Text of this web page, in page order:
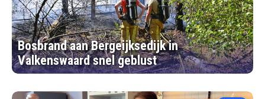
Bosbrand aan Bergeijksedijk in
Valkenswaard snel geblust